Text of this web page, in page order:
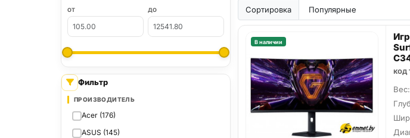
ОТ ДО
Фильтр
ПРОИЗВОДИТЕЛЬ
Acer (176)
ASUS (145)
Сортировка
В наличии
код
Вес: